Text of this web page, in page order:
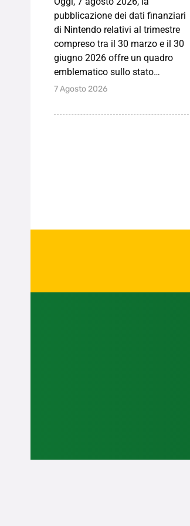
pubblicazione dei dati finanziari
di Nintendo relativi al trimestre
compreso tra il 30 marzo e il 30
giugno 2026 offre un quadro
emblematico sullo stato…
7 Agosto 2026